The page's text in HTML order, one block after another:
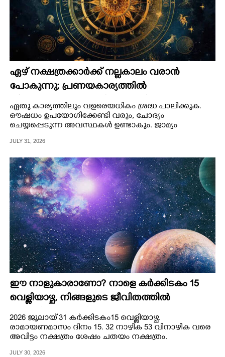
ഏഴ് നക്ഷത്രക്കാർക്ക് നല്ലകാലം വരാൻ
പോകുന്നു; പ്രണയകാര്യത്തിൽ
തീരുമാനമാകും, പുതിയ ജോലിക്കും സാദ്ധ്യത
ഏതു കാര്യത്തിലും വളരെയധികം ശ്രദ്ധ പാലിക്കുക.
ഔഷധം ഉപയോഗിക്കേണ്ടി വരും, ചോദ്യം
ചെയ്യപ്പെടുന്ന അവസ്ഥകള്‍ ഉണ്ടാകും. ജാമ്യം
പരാജയ ഭീതി.
JULY 31, 2026
ഈ നാളുകാരാണോ? നാളെ കർക്കിടകം 15
വെള്ളിയാഴ്ച, നിങ്ങളുടെ ജീവിതത്തിൽ
സംഭവിക്കുന്നതറിയാം
2026 ജൂലായ് 31 കർക്കിടകം15 വെള്ളിയാഴ്ച.
രാമായണമാസം ദിനം 15. 32 നാഴിക 53 വിനാഴിക വരെ
അവിട്ടം നക്ഷത്രം ശേഷം ചതയം നക്ഷത്രം.
JULY 30, 2026